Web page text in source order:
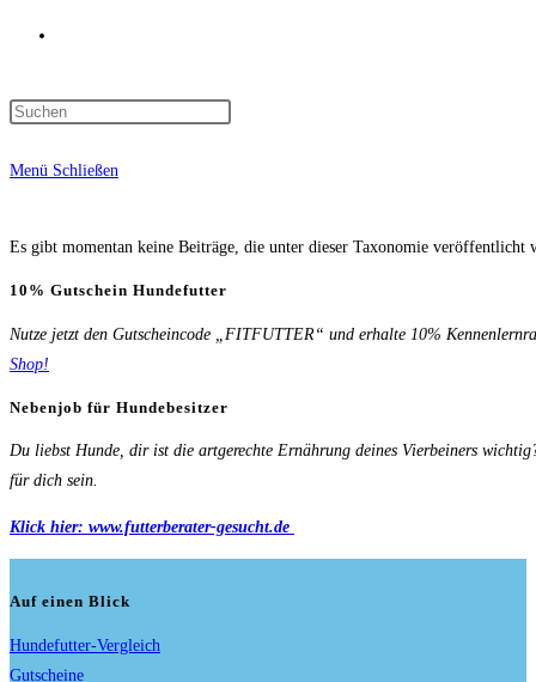
Suche
Menü Schließen
Es gibt momentan keine Beiträge, die unter dieser Taxonomie veröffentlicht
10% Gutschein Hundefutter
Nutze jetzt den Gutscheincode „FITFUTTER“ und erhalte 10%
Shop!
Nebenjob für Hundebesitzer
Du liebst Hunde, dir ist die artgerechte Ernährung deines Vierbeiners
für dich sein.
Klick hier: www.futterberater-gesucht.de
Auf einen Blick
Hundefutter-Vergleich
Gutscheine